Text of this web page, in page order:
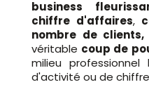
business
chiffre d'affaires,
nombre de
véritable coup de
milieu
d'activité ou de